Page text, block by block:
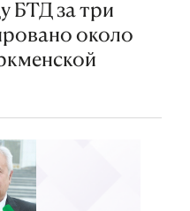
БТД за три
около